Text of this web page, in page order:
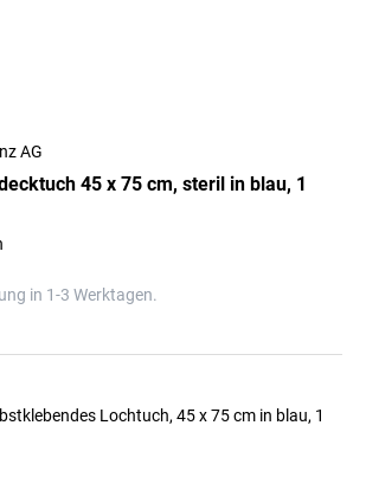
AG
45 x 75 cm, steril in blau, 1
in 1-3 Werktagen.